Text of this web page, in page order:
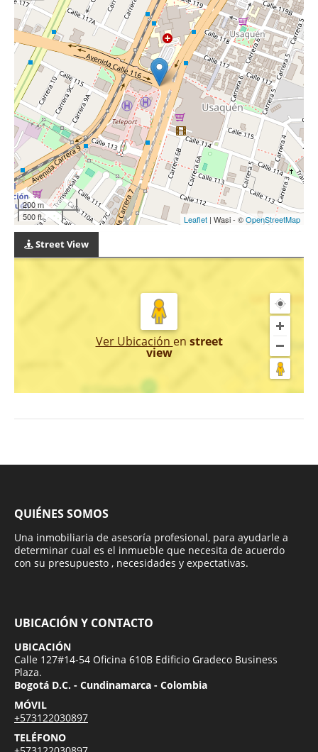
200 m
500 ft
Leaflet | Wasi - ©OpenStreetMap
Street View
Ver Ubicación en street
view
QUIÉNES SOMOS
Una inmobiliaria de asesoría profesional, para ayudarle a
determinar cual es el inmueble que necesita de acuerdo
con su presupuesto , necesidades y expectativas.
UBICACIÓN Y CONTACTO
UBICACIÓN
Calle 127#14-54 Oficina 610B Edificio Gradeco Business
Plaza.
Bogotá D.C. - Cundinamarca - Colombia
MÓVIL
+573122030897
TELÉFONO